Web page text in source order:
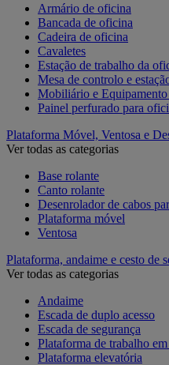
Armário de oficina
Bancada de oficina
Cadeira de oficina
Cavaletes
Estação de trabalho da
Mesa de controlo e
Mobiliário e
Painel perfurado para
Plataforma Móvel, Ventosa e
Ver todas as categorias
Base rolante
Canto rolante
Desenrolador de cabos
Plataforma móvel
Ventosa
Plataforma, andaime e cesto de
Ver todas as categorias
Andaime
Escada de duplo acesso
Escada de segurança
Plataforma de trabalho
Plataforma elevatória